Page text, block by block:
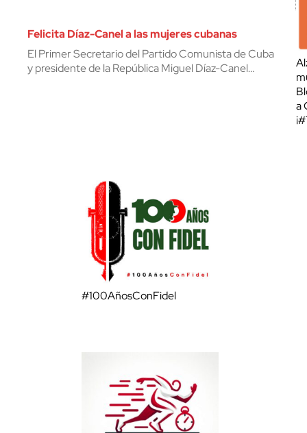
Felicita Díaz-Canel a las mujeres cubanas
El Primer Secretario del Partido Comunista de Cuba
y presidente de la República Miguel Díaz-Canel…
a
#100AñosConFidel